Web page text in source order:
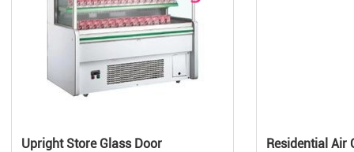
Upright Store Glass Door
Residential Air